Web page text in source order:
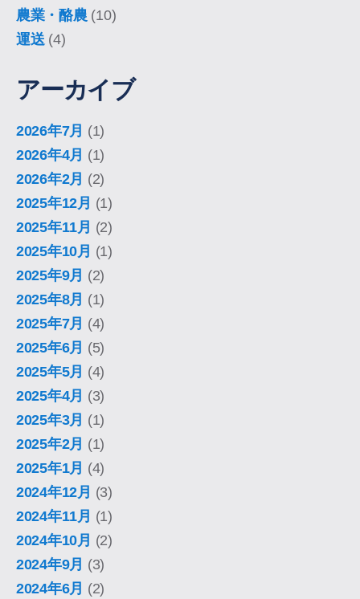
農業・酪農 (10)
運送 (4)
アーカイブ
2026年7月 (1)
2026年4月 (1)
2026年2月 (2)
2025年12月 (1)
2025年11月 (2)
2025年10月 (1)
2025年9月 (2)
2025年8月 (1)
2025年7月 (4)
2025年6月 (5)
2025年5月 (4)
2025年4月 (3)
2025年3月 (1)
2025年2月 (1)
2025年1月 (4)
2024年12月 (3)
2024年11月 (1)
2024年10月 (2)
2024年9月 (3)
2024年6月 (2)